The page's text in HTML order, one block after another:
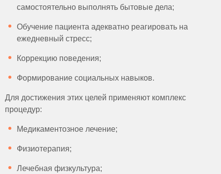
самостоятельно выполнять бытовые дела;
Обучение пациента адекватно реагировать на
ежедневный стресс;
Коррекцию поведения;
Формирование социальных навыков.
Для достижения этих целей применяют комплекс
процедур:
Медикаментозное лечение;
Физиотерапия;
Лечебная физкультура;